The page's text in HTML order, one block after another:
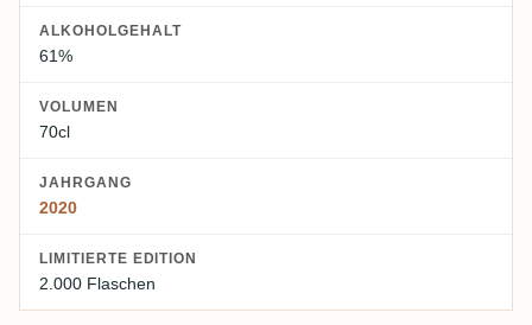
ALKOHOLGEHALT
61%
VOLUMEN
70cl
JAHRGANG
2020
LIMITIERTE EDITION
2.000 Flaschen